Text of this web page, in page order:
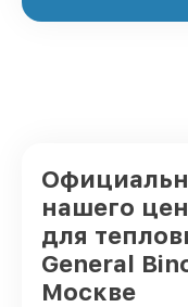
нашего
для
General
Москве